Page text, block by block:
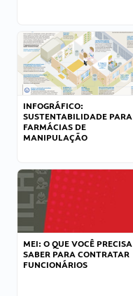
INFOGRÁFICO:
SUSTENTABILIDADE PARA
FARMÁCIAS DE
MANIPULAÇÃO
MEI: O QUE VOCÊ PRECISA
SABER PARA CONTRATAR
FUNCIONÁRIOS